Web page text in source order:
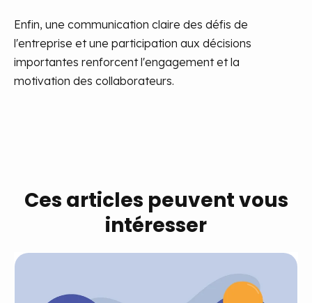
Enfin, une communication claire des défis de
l'entreprise et une participation aux décisions
importantes renforcent l'engagement et la
motivation des collaborateurs.
Ces articles peuvent vous
intéresser